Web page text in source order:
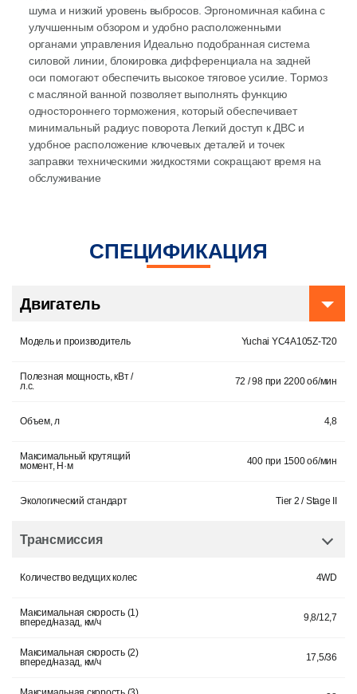
шума и низкий уровень выбросов. Эргономичная кабина с
улучшенным обзором и удобно расположенными
органами управления Идеально подобранная система
силовой линии, блокировка дифференциала на задней
оси помогают обеспечить высокое тяговое усилие. Тормоз
с масляной ванной позволяет выполнять функцию
одностороннего торможения, который обеспечивает
минимальный радиус поворота Легкий доступ к ДВС и
удобное расположение ключевых деталей и точек
заправки техническими жидкостями сокращают время на
обслуживание
СПЕЦИФИКАЦИЯ
Двигатель
Модель и производитель Yuchai YC4A105Z-T20
Полезная мощность, кВт /
л.с.
72 / 98 при 2200 об/мин
Объем, л 4,8
Максимальный крутящий
момент, Н·м
400 при 1500 об/мин
Экологический стандарт Tier 2 / Stage II
Трансмиссия
Количество ведущих колес 4WD
Максимальная скорость (1)
вперед/назад, км/ч
9,8/12,7
Максимальная скорость (2)
вперед/назад, км/ч
17,5/36